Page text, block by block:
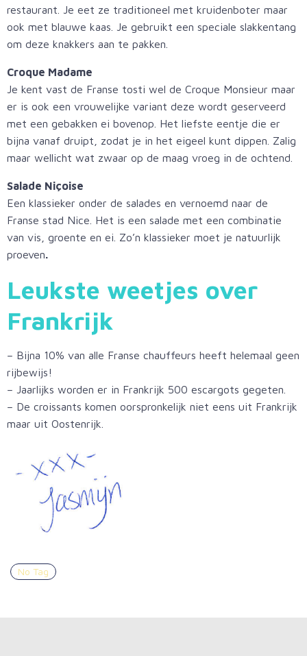
restaurant. Je eet ze traditioneel met kruidenboter maar
ook met blauwe kaas. Je gebruikt een speciale slakkentang
om deze knakkers aan te pakken.
Croque Madame
Je kent vast de Franse tosti wel de Croque Monsieur maar
er is ook een vrouwelijke variant deze wordt geserveerd
met een gebakken ei bovenop. Het liefste eentje die er
bijna vanaf druipt, zodat je in het eigeel kunt dippen. Zalig
maar wellicht wat zwaar op de maag vroeg in de ochtend.
Salade Niçoise
Een klassieker onder de salades en vernoemd naar de
Franse stad Nice. Het is een salade met een combinatie
van vis, groente en ei. Zo’n klassieker moet je natuurlijk
proeven.
Leukste weetjes over
Frankrijk
– Bijna 10% van alle Franse chauffeurs heeft helemaal geen
rijbewijs!
– Jaarlijks worden er in Frankrijk 500 escargots gegeten.
– De croissants komen oorspronkelijk niet eens uit Frankrijk
maar uit Oostenrijk.
No Tag